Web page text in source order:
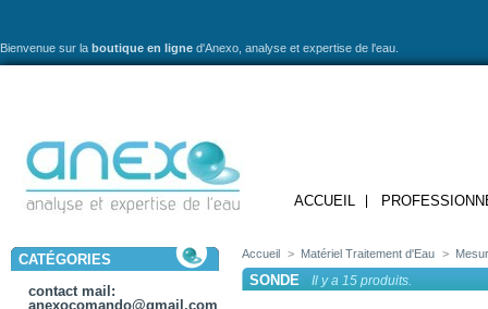
Bienvenue sur la boutique en ligne d'Anexo, analyse et expertise de l'eau.
ACCUEIL
CATÉGORIES
contact mail:
anexocomando@gmail.com
Accueil > Matériel Traitement d'Eau >
SONDE Il y a 15 produits.